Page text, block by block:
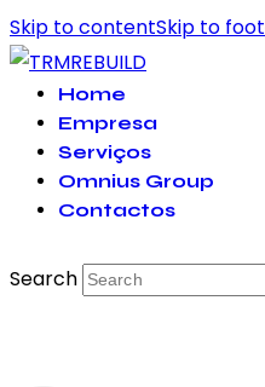
Skip to contentSkip to
Home
Empresa
Serviços
Omnius Group
Contactos
Search